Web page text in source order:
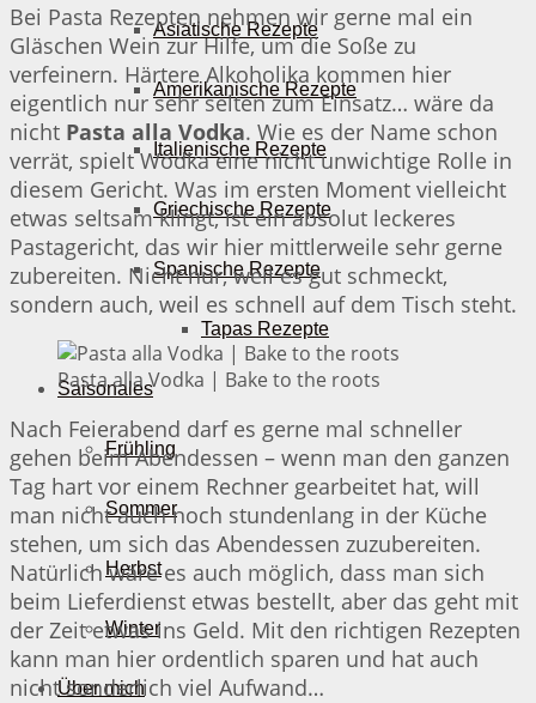
Asiatische Rezepte
Amerikanische Rezepte
Italienische Rezepte
Griechische Rezepte
Spanische Rezepte
Tapas Rezepte
Saisonales
Frühling
Sommer
Herbst
Winter
Über mich
Bei Pasta Rezepten nehmen wir gerne mal ein
Gläschen Wein zur Hilfe, um die Soße zu
verfeinern. Härtere Alkoholika kommen hier
eigentlich nur sehr selten zum Einsatz… wäre da
nicht Pasta alla Vodka. Wie es der Name schon
verrät, spielt Wodka eine nicht unwichtige Rolle in
diesem Gericht. Was im ersten Moment vielleicht
etwas seltsam klingt, ist ein absolut leckeres
Pastagericht, das wir hier mittlerweile sehr gerne
zubereiten. Nicht nur, weil es gut schmeckt,
sondern auch, weil es schnell auf dem Tisch steht.
Pasta alla Vodka | Bake to the roots
Nach Feierabend darf es gerne mal schneller
gehen beim Abendessen – wenn man den ganzen
Tag hart vor einem Rechner gearbeitet hat, will
man nicht auch noch stundenlang in der Küche
stehen, um sich das Abendessen zuzubereiten.
Natürlich wäre es auch möglich, dass man sich
beim Lieferdienst etwas bestellt, aber das geht mit
der Zeit etwas ins Geld. Mit den richtigen Rezepten
kann man hier ordentlich sparen und hat auch
nicht sonderlich viel Aufwand…